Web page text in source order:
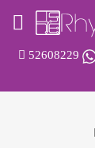
52608229